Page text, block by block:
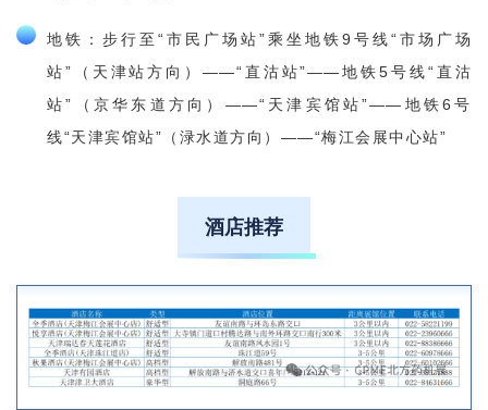
地铁：步行至“市民广场站”乘坐地铁9号线“市场广场
站”（天津站方向）——“直沽站”——地铁5号线“直沽
站”（京华东道方向）——“天津宾馆站”——地铁6号
线“天津宾馆站”（渌水道方向）——“梅江会展中心站”
酒店推荐